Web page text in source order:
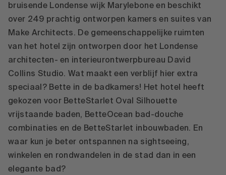
bruisende Londense wijk Marylebone en beschikt
over 249 prachtig ontworpen kamers en suites van
Make Architects. De gemeenschappelijke ruimten
van het hotel zijn ontworpen door het Londense
architecten- en interieurontwerpbureau David
Collins Studio. Wat maakt een verblijf hier extra
speciaal? Bette in de badkamers! Het hotel heeft
gekozen voor BetteStarlet Oval Silhouette
vrijstaande baden, BetteOcean bad-douche
combinaties en de BetteStarlet inbouwbaden. En
waar kun je beter ontspannen na sightseeing,
winkelen en rondwandelen in de stad dan in een
elegante bad?